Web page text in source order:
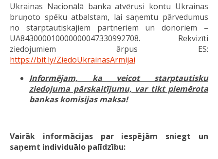
Ukrainas Nacionālā banka atvērusi kontu Ukrainas
bruņoto spēku atbalstam, lai saņemtu pārvedumus
no starptautiskajiem partneriem un donoriem –
UA843000010000000047330992708. Rekvizīti
ziedojumiem ārpus ES:
https://bit.ly/ZiedoUkrainasArmijai
Informējam, ka veicot starptautisku
ziedojuma pārskaitījumu, var tikt piemērota
bankas komisijas maksa!
Vairāk informācijas par iespējām sniegt un
saņemt individuālo palīdzību: